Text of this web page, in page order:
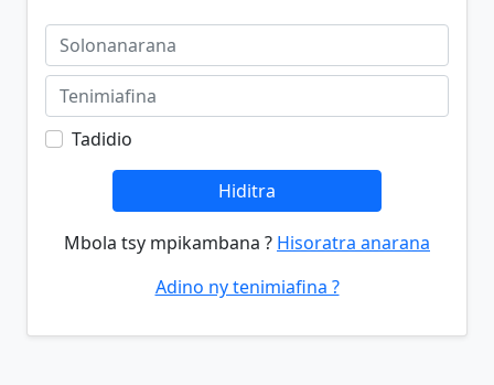
Tadidio
Hiditra
Mbola tsy mpikambana ? Hisoratra anarana
Adino ny tenimiafina ?